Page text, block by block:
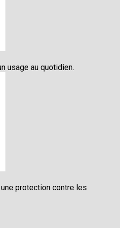
usage au quotidien.
protection contre les